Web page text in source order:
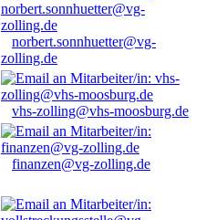
norbert.sonnhuetter@vg-
zolling.de
vhs-zolling@vhs-moosburg.de
finanzen@vg-zolling.de